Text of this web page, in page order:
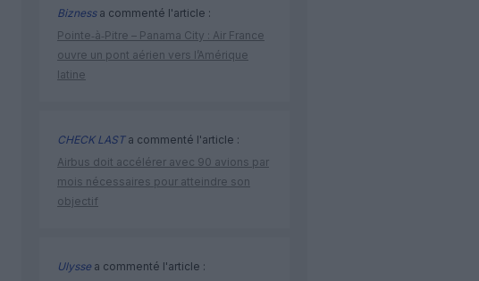
Biznessa commenté l'article :
Pointe‑à‑Pitre – Panama City : Air France
ouvre un pont aérien vers l’Amérique
latine
CHECK LASTa commenté l'article :
Airbus doit accélérer avec 90 avions par
mois nécessaires pour atteindre son
objectif
Ulyssea commenté l'article :